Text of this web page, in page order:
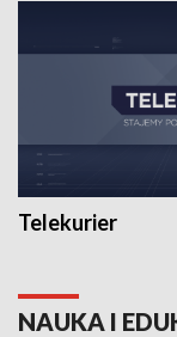
Telekurier
NAUKA I